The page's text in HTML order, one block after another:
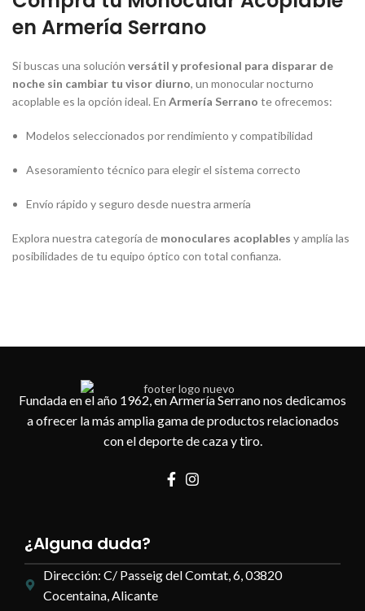
en Armería Serrano
Si buscas una solución versátil y profesional para disparar de
noche sin cambiar tu visor diurno, un monocular nocturno
acoplable es la opción ideal. En Armería Serrano te ofrecemos:
Modelos seleccionados por rendimiento y compatibilidad
Asesoramiento técnico para elegir el sistema correcto
Envío rápido y seguro desde nuestra armería
Explora nuestra categoría de monoculares acoplables y amplía las
posibilidades de tu equipo óptico con total confianza.
Fundada en el año 1962, en Armería Serrano nos dedicamos
a ofrecer la más amplia gama de productos relacionados
con el deporte de caza y tiro.
¿Alguna duda?
Dirección: C/ Passeig del Comtat, 6, 03820
Cocentaina, Alicante